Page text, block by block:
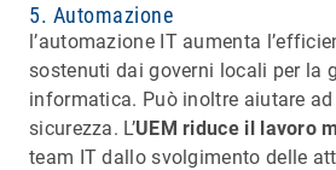
5. Automazione
l’automazione IT aumenta
sostenuti dai governi locali per la
informatica. Può inoltre aiutare
sicurezza. L’UEM riduce il lavoro
team IT dallo svolgimento delle